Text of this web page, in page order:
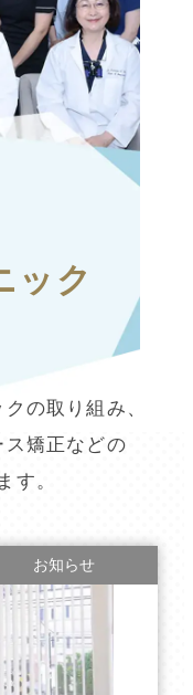
ック
の取り組み、
矯正などの
す。
お知らせ